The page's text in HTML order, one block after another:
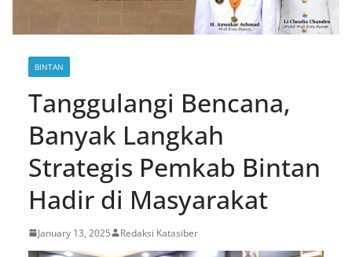
BINTAN
Tanggulangi Bencana,
Banyak Langkah
Strategis Pemkab Bintan
Hadir di Masyarakat
January 13, 2025 Redaksi Katasiber